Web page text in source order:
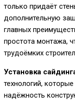
только придаёт
дополнительную
главных
простота монтажа,
трудоёмких
Установка
технологий,
надёжность